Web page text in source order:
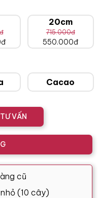
20cm
715.000đ
550.000đ
Cacao
VẤN
cũ
(10 cây)